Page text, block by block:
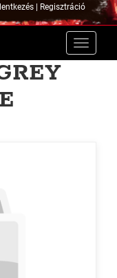
| Regisztráció
Toggle